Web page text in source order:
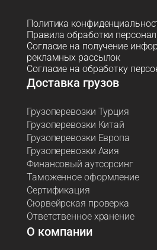
Политика
Правила обработки
Согласие на получение
рекламных рассылок
Согласие на обработку
Доставка грузов
Грузоперевозки Турция
Грузоперевозки Китай
Грузоперевозки Европа
Грузоперевозки Азия
Финансовый аутсорсинг
Таможенное оформление
Сертификация
Сюрвейрская проверка
Ответственное хранение
О компании